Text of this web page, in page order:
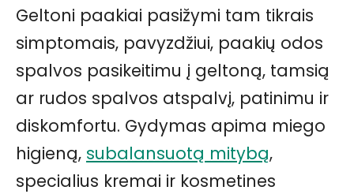
Geltoni paakiai pasižymi tam tikrais
simptomais, pavyzdžiui, paakių odos
spalvos pasikeitimu į geltoną, tamsią
ar rudos spalvos atspalvį, patinimu ir
diskomfortu. Gydymas apima miego
higieną, subalansuotą mitybą,
specialius kremai ir kosmetines